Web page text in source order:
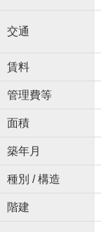
交通
賃料
管理費等
面積
築年月
種別 / 構造
階建